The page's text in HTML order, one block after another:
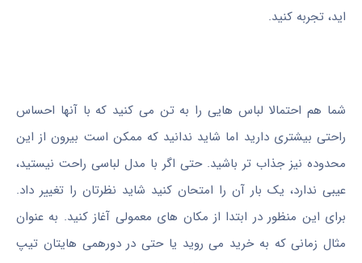
اید، تجربه کنید.
شما هم احتمالا لباس هایی را به تن می کنید که با آنها احساس
راحتی بیشتری دارید اما شاید ندانید که ممکن است بیرون از این
محدوده نیز جذاب تر باشید. حتی اگر با مدل لباسی راحت نیستید،
عیبی ندارد، یک بار آن را امتحان کنید شاید نظرتان را تغییر داد.
برای این منظور در ابتدا از مکان های معمولی آغاز کنید. به عنوان
مثال زمانی که به خرید می روید یا حتی در دورهمی هایتان تیپ